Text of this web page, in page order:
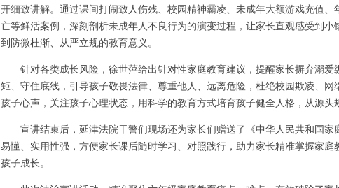
开细致讲解。通过课间打闹致人伤残、校园精神霸凌、未成年大额游戏充值
亡等鲜活案例，深刻剖析未成年人不良行为的演变过程，让家长直观感受到
到防微杜渐、从严立规的教育意义。
针对各类成长风险，徐世萍给出针对性家庭教育建议，提醒家长摒弃溺爱
矩、守住底线，引导孩子敬畏法律、尊重他人、远离危险，杜绝校园欺凌、
孩子心声，关注孩子心理状态，用科学的教育方式培育孩子健全人格，从源头
宣讲结束后，延津法院干警们现场还为家长们赠送了《中华人民共和国家
易懂、实用性强，方便家长课后随时学习、对照践行，助力家长精准掌握家
孩子成长。